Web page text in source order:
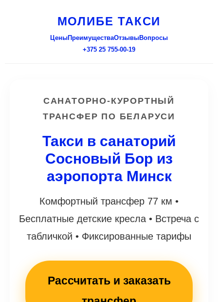
МОЛИБЕ ТАКСИ
ЦеныПреимуществаОтзывыВопросы
+375 25 755-00-19
САНАТОРНО-КУРОРТНЫЙ
ТРАНСФЕР ПО БЕЛАРУСИ
Такси в санаторий
Сосновый Бор из
аэропорта Минск
Комфортный трансфер 77 км •
Бесплатные детские кресла • Встреча с
табличкой • Фиксированные тарифы
Рассчитать и заказать